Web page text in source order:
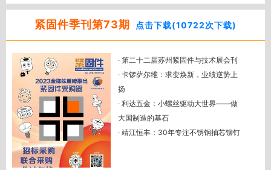
· 【俄罗斯 | 第148站】这个国家，每年
对中国紧固件有着超3亿美元的订单需
· 蓄势以待，备战 2024——销售经理成
长训练营圆满举办！
· 马氏体不锈钢热处理的性能及显微组
织
· 解读奥氏体不锈钢性能及抗腐蚀机理
· 2023 版紧固件日标（JIS）目录大全
紧固件季刊第73期 点击下载(10722次下载)
· 第二十二届苏州紧固件与技术展会刊
· 卡锣萨尔维：求变焕新，业绩逆势上
扬
· 利达五金：小螺丝驱动大世界——做
大国制造的基石
· 靖江恒丰：30年专注不锈钢抽芯铆钉